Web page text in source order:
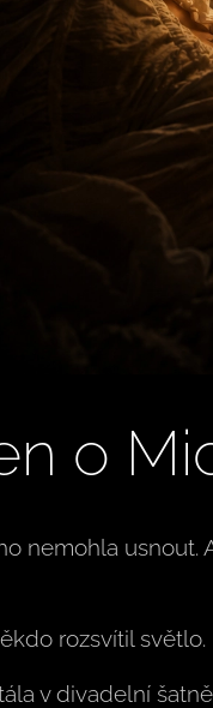
o
nemohla usnout.
rozsvítil světlo.
v divadelní